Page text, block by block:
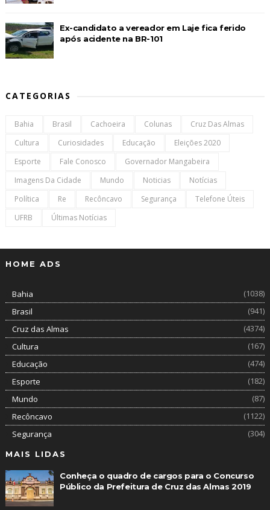
Ex-candidato a vereador em Laje fica ferido
após acidente na BR-101
CATEGORIAS
Bahia Brasil Cachoeira Colunas
Cruz Das Almas
Cultura
Curiosidades Educação
Eleições 2020
Esporte
Fale Conosco
Governador Mangabeira
Imagens Da Cidade
Mundo Noticias
Notícias
Política
Re Recôncavo Segurança
Telefone Úteis
UFRB
Últimas Notícias
HOME ADS
Bahia
(1038)
Brasil
(941)
Cruz das Almas
(4374)
Cultura
(167)
Educação
(474)
Esporte
(182)
Mundo
(87)
Recôncavo
(1122)
Segurança
(304)
MAIS LIDAS
Conheça o quadro de cargos para o Concurso
Público da Prefeitura de Cruz das Almas 2019